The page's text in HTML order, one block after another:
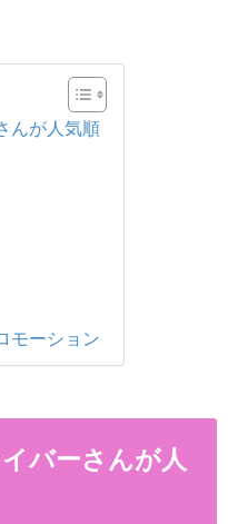
んが人気順
モーション
バーさんが人